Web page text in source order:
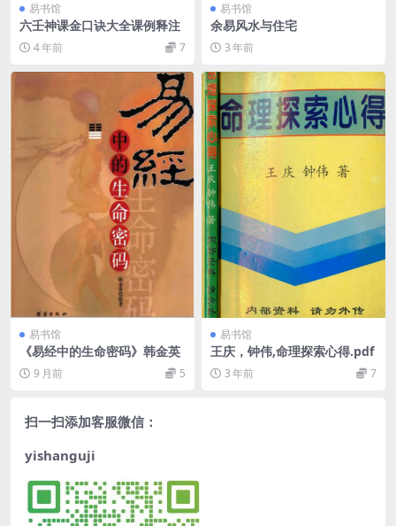
易书馆
六壬神课金口诀大全课例释注
4 年前 7
易书馆
余易风水与住宅
3 年前
易书馆
《易经中的生命密码》韩金英
9 月前 5
易书馆
王庆，钟伟,命理探索心得.pdf
3 年前 7
扫一扫添加客服微信：
yishanguji